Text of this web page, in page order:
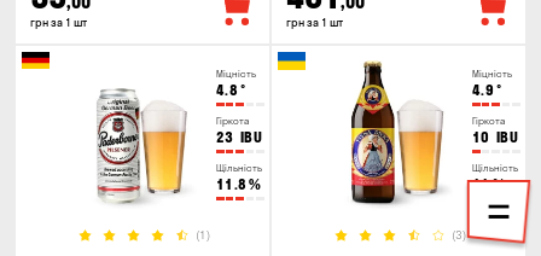
грн за 1 шт грн за 1 шт
Міцність
4.8 °
Гіркота
23 IBU
Щільність
11.8 %
(1)
Міцність
4.9 °
Гіркота
10 IBU
Щільність
11%
(3)